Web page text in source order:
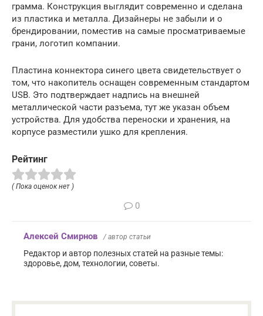
грамма. Конструкция выглядит современно и сделана
из пластика и металла. Дизайнеры не забыли и о
брендировании, поместив на самые просматриваемые
грани, логотип компании.
Пластина коннектора синего цвета свидетельствует о
том, что накопитель оснащен современным стандартом
USB. Это подтверждает надпись на внешней
металлической части разъема, тут же указан объем
устройства. Для удобства переноски и хранения, на
корпусе разместили ушко для крепления.
Рейтинг
( Пока оценок нет )
0
Алексей Смирнов / автор статьи
Редактор и автор полезных статей на разные темы:
здоровье, дом, технологии, советы.